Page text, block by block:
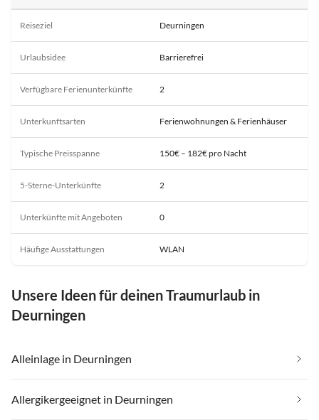
Reiseziel Deurningen
Urlaubsidee Barrierefrei
Verfügbare Ferienunterkünfte 2
Unterkunftsarten Ferienwohnungen & Ferienhäuser
Typische Preisspanne 150€ – 182€ pro Nacht
5-Sterne-Unterkünfte 2
Unterkünfte mit Angeboten 0
Häufige Ausstattungen WLAN
Unsere Ideen für deinen Traumurlaub in
Deurningen
Alleinlage in Deurningen
Allergikergeeignet in Deurningen